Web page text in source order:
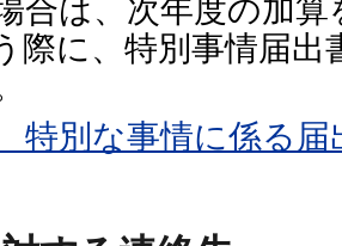
合は、次年度の加
際に、特別事情届出
特別な事情に係る届